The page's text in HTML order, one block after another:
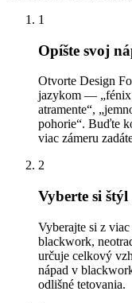
1
Opíšte svoj
Otvorte Design
jazykom — „fénix
atramente“,
pohorie“. Buďte
viac zámeru
2
Vyberte si štýl
Vyberajte si z
blackwork,
určuje celkový
nápad v
odlišné tetovania.